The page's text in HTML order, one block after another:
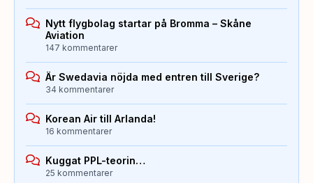
Nytt flygbolag startar på Bromma – Skåne
Aviation
147 kommentarer
Är Swedavia nöjda med entren till Sverige?
34 kommentarer
Korean Air till Arlanda!
16 kommentarer
Kuggat PPL-teorin…
25 kommentarer